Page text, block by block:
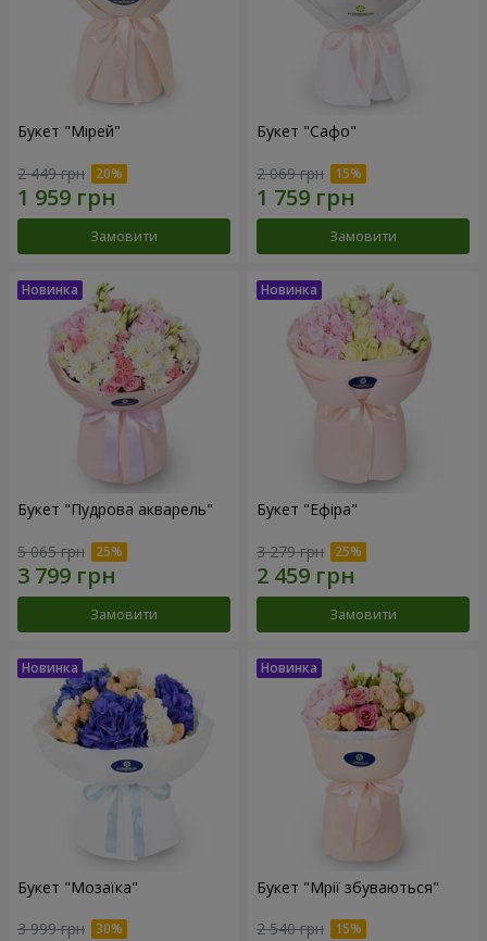
Букет "Мірей"
2 449 грн
Замовити
Букет "Сафо"
2 069 грн
Замовити
Букет "Пудрова акварель"
5 065 грн
Замовити
Букет "Ефіра"
3 279 грн
Замовити
Букет "Мозаїка"
3 999 грн
Букет "Мрії збуваються"
2 540 грн